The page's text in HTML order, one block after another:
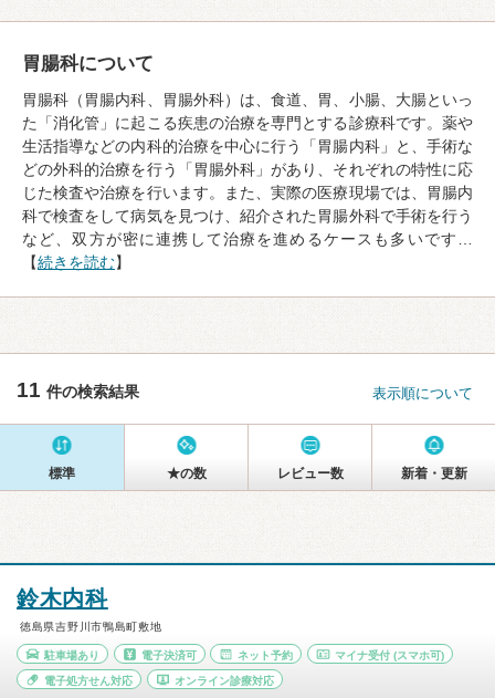
胃腸科について
胃腸科（胃腸内科、胃腸外科）は、食道、胃、小腸、大腸といっ
た「消化管」に起こる疾患の治療を専門とする診療科です。薬や
生活指導などの内科的治療を中心に行う「胃腸内科」と、手術な
どの外科的治療を行う「胃腸外科」があり、それぞれの特性に応
じた検査や治療を行います。また、実際の医療現場では、胃腸内
科で検査をして病気を見つけ、紹介された胃腸外科で手術を行う
など、双方が密に連携して治療を進めるケースも多いです…
【続きを読む】
11 件の検索結果 表示順について
標準 ★の数 レビュー数 新着・更新
鈴木内科
徳島県吉野川市鴨島町敷地
駐車場あり 電子決済可 ネット予約 マイナ受付 (スマホ可)
電子処方せん対応 オンライン診療対応